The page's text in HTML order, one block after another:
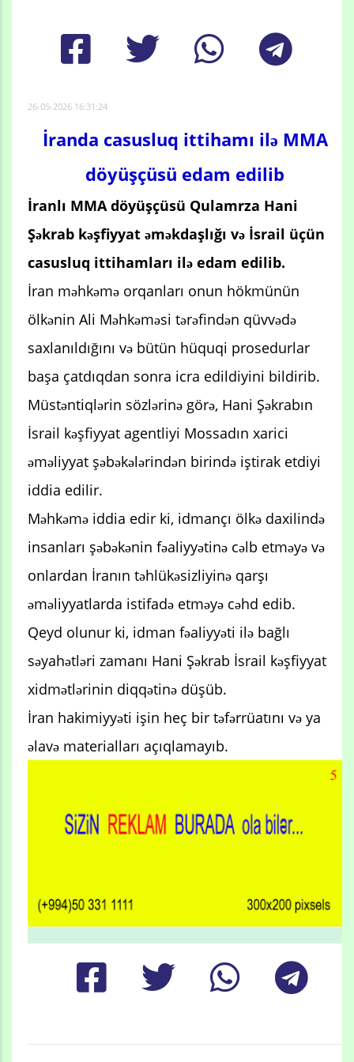
26-05-2026 16:31:24
İranda casusluq ittihamı ilə MMA
döyüşçüsü edam edilib
İranlı MMA döyüşçüsü Qulamrza Hani
Şəkrab kəşfiyyat əməkdaşlığı və İsrail üçün
casusluq ittihamları ilə edam edilib.
İran məhkəmə orqanları onun hökmünün
ölkənin Ali Məhkəməsi tərəfindən qüvvədə
saxlanıldığını və bütün hüquqi prosedurlar
başa çatdıqdan sonra icra edildiyini bildirib.
Müstəntiqlərin sözlərinə görə, Hani Şəkrabın
İsrail kəşfiyyat agentliyi Mossadın xarici
əməliyyat şəbəkələrindən birində iştirak etdiyi
iddia edilir.
Məhkəmə iddia edir ki, idmançı ölkə daxilində
insanları şəbəkənin fəaliyyətinə cəlb etməyə və
onlardan İranın təhlükəsizliyinə qarşı
əməliyyatlarda istifadə etməyə cəhd edib.
Qeyd olunur ki, idman fəaliyyəti ilə bağlı
səyahətləri zamanı Hani Şəkrab İsrail kəşfiyyat
xidmətlərinin diqqətinə düşüb.
İran hakimiyyəti işin heç bir təfərrüatını və ya
əlavə materialları açıqlamayıb.